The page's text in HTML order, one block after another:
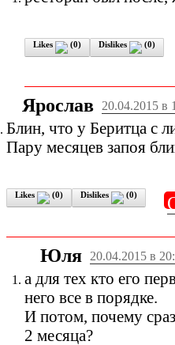
Likes (0) Dislikes (0)
Ярослав 20.04.2015 в
Блин, что у Беритца с
Пару месяцев запоя
Likes (0) Dislikes (0)
Юля 20.04.2015 в
а для тех кто его
него все в порядке.
И потом, почему
2 месяца?